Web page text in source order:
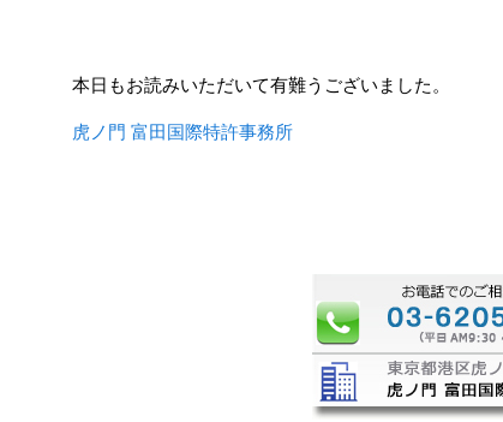
本日もお読みいただいて有難うございました。
虎ノ門 富田国際特許事務所